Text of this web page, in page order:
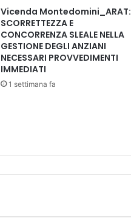
Vicenda Montedomini_ARAT:
SCORRETTEZZA E
CONCORRENZA SLEALE NELLA
GESTIONE DEGLI ANZIANI
NECESSARI PROVVEDIMENTI
IMMEDIATI
1 settimana fa